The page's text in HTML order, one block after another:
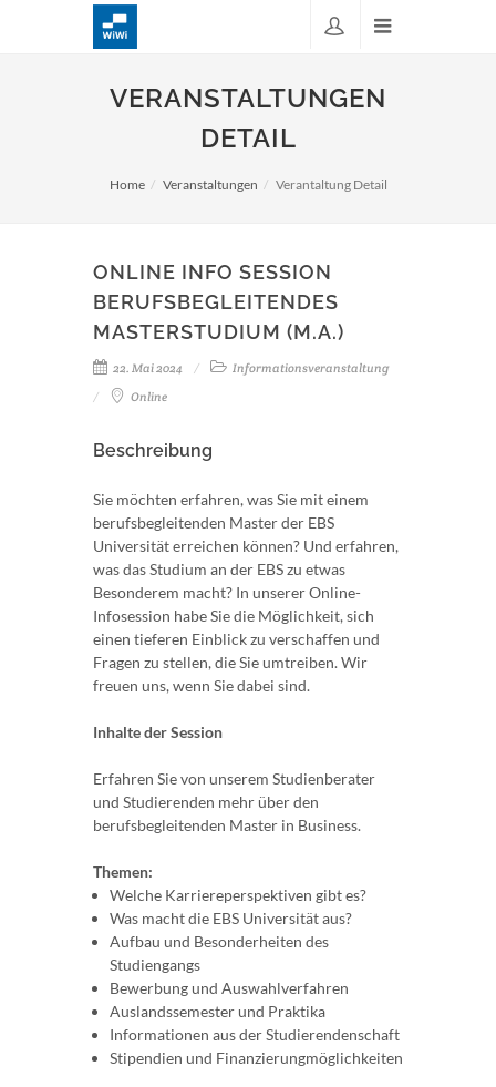
VERANSTALTUNGEN
DETAIL
Home Veranstaltungen Verantaltung Detail
ONLINE INFO SESSION
BERUFSBEGLEITENDES
MASTERSTUDIUM (M.A.)
22. Mai 2024
Informationsveranstaltung
Online
Beschreibung
Sie möchten erfahren, was Sie mit einem
berufsbegleitenden Master der EBS
Universität erreichen können? Und erfahren,
was das Studium an der EBS zu etwas
Besonderem macht? In unserer Online-
Infosession habe Sie die Möglichkeit, sich
einen tieferen Einblick zu verschaffen und
Fragen zu stellen, die Sie umtreiben. Wir
freuen uns, wenn Sie dabei sind.
Inhalte der Session
Erfahren Sie von unserem Studienberater
und Studierenden mehr über den
berufsbegleitenden Master in Business.
Themen:
Welche Karriereperspektiven gibt es?
Was macht die EBS Universität aus?
Aufbau und Besonderheiten des
Studiengangs
Bewerbung und Auswahlverfahren
Auslandssemester und Praktika
Informationen aus der Studierendenschaft
Stipendien und Finanzierungmöglichkeiten